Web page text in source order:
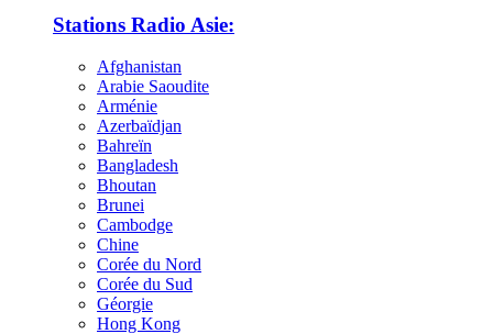
Stations Radio Asie:
Afghanistan
Arabie Saoudite
Arménie
Azerbaïdjan
Bahreïn
Bangladesh
Bhoutan
Brunei
Cambodge
Chine
Corée du Nord
Corée du Sud
Géorgie
Hong Kong